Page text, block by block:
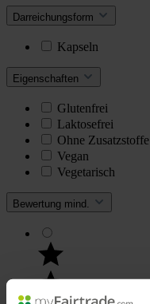
Darreichungsform
Kapseln
Eigenschaften
Glutenfrei
Laktosefrei
Ohne Zusatzstoffe
Vegan
Vegetarisch
Bewertung mind.